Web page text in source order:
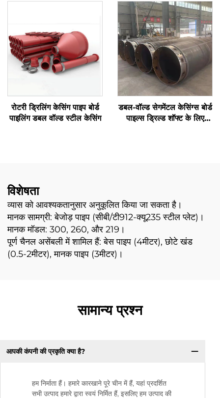
लिए
रोटरी ड्रिलिंग केसिंग पाइप बोर्ड
पाइलिंग डबल वॉल्ड स्टील केसिंग
डबल-वॉल्ड सेगमेंटल केसिंग्स बोर्ड
पाइल्स ड्रिल्ड शॉफ्ट के लिए
विशेषता
व्यास को आवश्यकतानुसार अनुकूलित किया जा सकता है।
मानक सामग्री: बेजोड़ पाइप (सीबी/टी912-क्यू235 स्टील प्लेट)।
मानक मॉडल: 300, 260, और 219।
पूर्ण चैनल असेंबली में शामिल हैं: बेस पाइप (4मीटर), छोटे खंड
(0.5-2मीटर), मानक पाइप (3मीटर)।
सामान्य प्रश्न
आपकी कंपनी की प्रकृति क्या है?
हम निर्माता हैं। हमारे कारखाने पूरे चीन में हैं, यहां प्रदर्शित
सभी उत्पाद हमारे द्वारा स्वयं निर्मित हैं, इसलिए हम उत्पाद की